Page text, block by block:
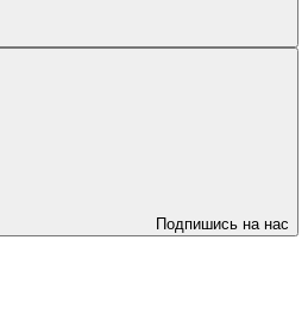
Подпишись на нас